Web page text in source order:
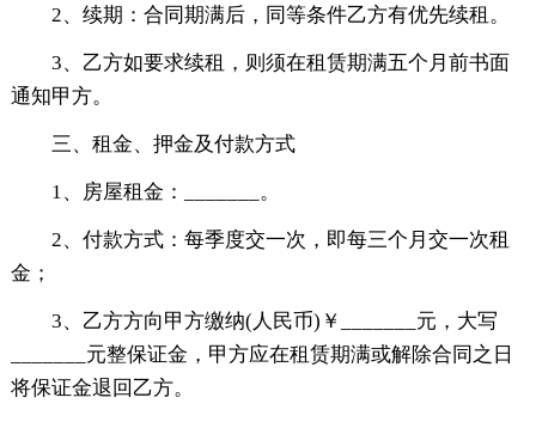
2、续期：合同期满后，同等条件乙方有优先续租。
3、乙方如要求续租，则须在租赁期满五个月前书面
通知甲方。
三、租金、押金及付款方式
1、房屋租金：_______。
2、付款方式：每季度交一次，即每三个月交一次租
金；
3、乙方方向甲方缴纳(人民币)￥_______元，大写
_______元整保证金，甲方应在租赁期满或解除合同之日
将保证金退回乙方。